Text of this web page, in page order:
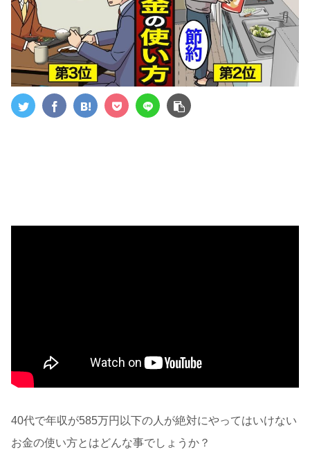
40代で年収が585万円以下の人が絶対にやってはいけない
お金の使い方とはどんな事でしょうか？